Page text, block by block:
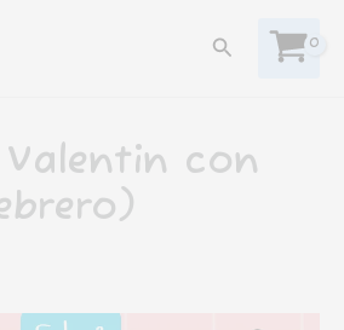
Buscar
Valentin con